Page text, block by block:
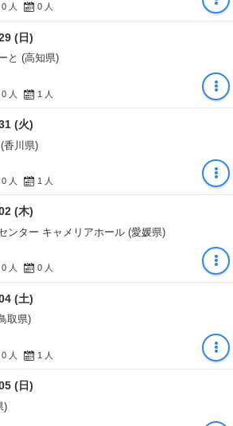
0人 0人
(日)
と (高知県)
0人 1 人
(火)
香川県)
0人 1 人
(木)
ンター キャメリアホール (愛媛県)
0人 0人
(土)
取県)
0人 1 人
(日)
)